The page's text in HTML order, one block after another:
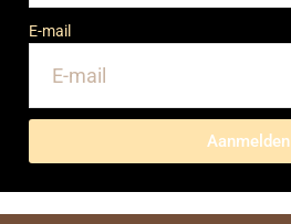
E-mail
Aanmelden